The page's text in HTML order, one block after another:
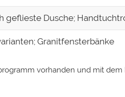
geflieste Dusche;
Granitfensterbänke
vorhanden und mit dem